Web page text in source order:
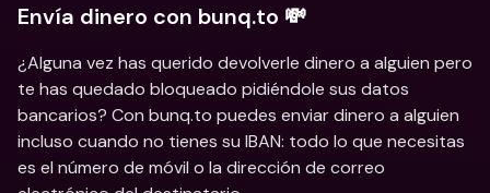
Envía dinero con bunq.to 💸
¿Alguna vez has querido devolverle dinero a alguien pero
te has quedado bloqueado pidiéndole sus datos
bancarios? Con bunq.to puedes enviar dinero a alguien
incluso cuando no tienes su IBAN: todo lo que necesitas
es el número de móvil o la dirección de correo